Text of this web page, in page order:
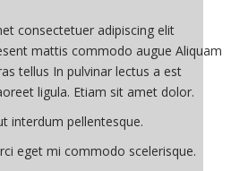
consectetuer adipiscing elit
mattis commodo augue Aliquam
tellus In pulvinar lectus a est
ligula. Etiam sit amet dolor.
interdum pellentesque.
eget mi commodo scelerisque.